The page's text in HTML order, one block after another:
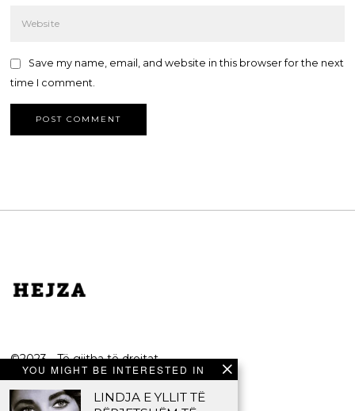
Save my name, email, and website in this browser for the next
time I comment.
YOU MIGHT BE INTERESTED IN
LINDJA E YLLIT TË
©2023 - Të gjitha të drejtat
e rezervuara.
HEJZA